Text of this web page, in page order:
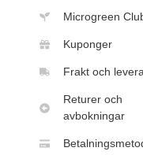
Microgreen
Kuponger
Frakt och
Returer och
avbokningar